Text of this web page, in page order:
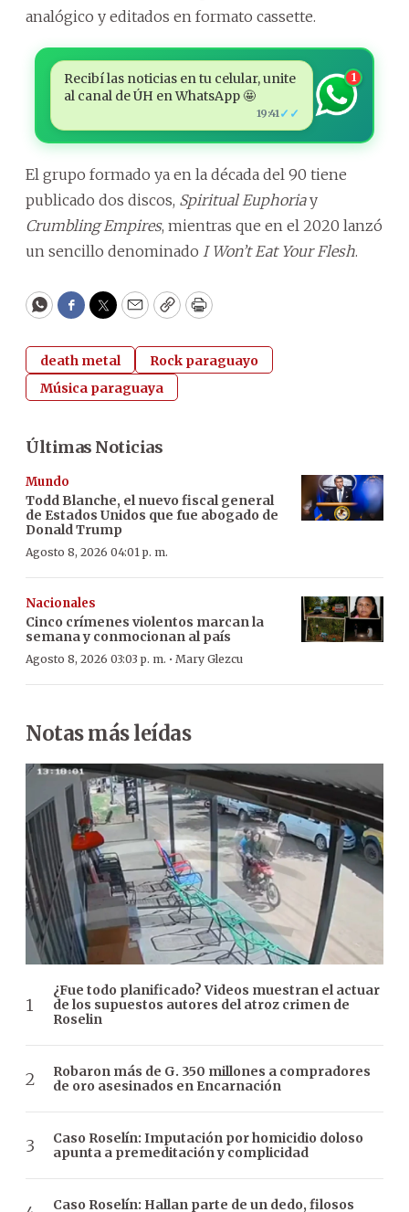
analógico y editados en formato cassette.
Recibí las noticias en tu celular, unite
al canal de ÚH en WhatsApp 🤩
19:41 ✓✓
1
El grupo formado ya en la década del 90 tiene
publicado dos discos, Spiritual Euphoriay
Crumbling Empires, mientras que en el 2020 lanzó
un sencillo denominado I Won’t Eat Your Flesh.
WhatsApp
Facebook
Twitter
EmailCopyPrint
death metal
Rock paraguayo
Música paraguaya
Últimas Noticias
Mundo
Todd Blanche, el nuevo fiscal general
de Estados Unidos que fue abogado de
Donald Trump
Agosto 8, 2026 04:01 p. m.
Nacionales
Cinco crímenes violentos marcan la
semana y conmocionan al país
Agosto 8, 2026 03:03 p. m. · Mary Glezcu
Notas más leídas
¿Fue todo planificado? Videos muestran el actuar
de los supuestos autores del atroz crimen de
Roselin
Robaron más de G. 350 millones a compradores
de oro asesinados en Encarnación
Caso Roselín: Imputación por homicidio doloso
apunta a premeditación y complicidad
Caso Roselín: Hallan parte de un dedo, filosos